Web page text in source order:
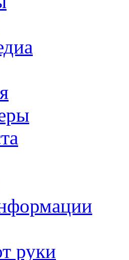
руки